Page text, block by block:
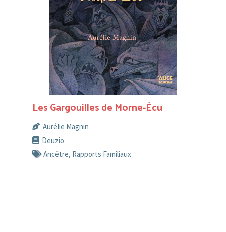
Les Gargouilles de Morne-Écu
Aurélie Magnin
Deuzio
Ancêtre, Rapports Familiaux